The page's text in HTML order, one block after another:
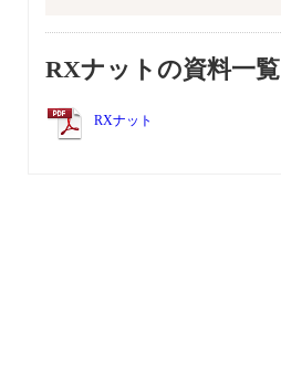
RXナットの資料一覧
RXナット